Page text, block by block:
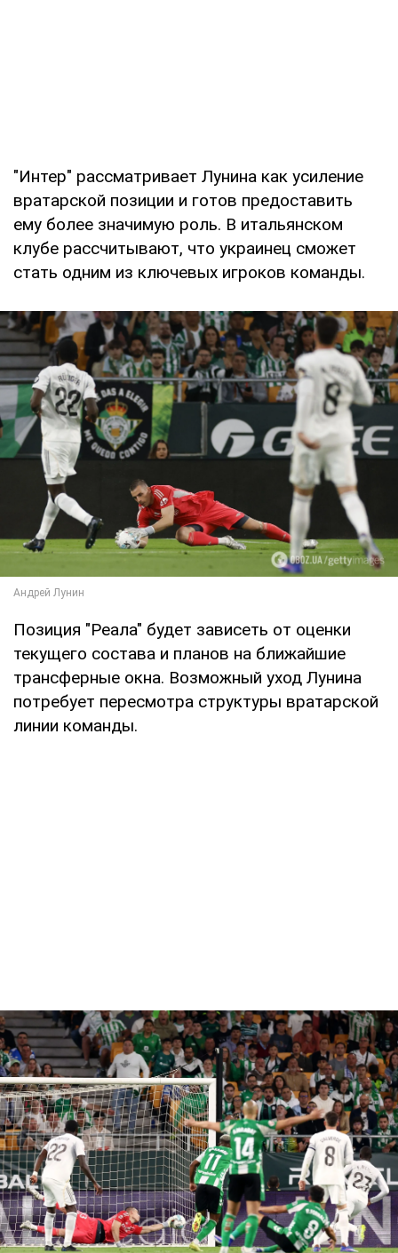
"Интер" рассматривает Лунина как усиление
вратарской позиции и готов предоставить
ему более значимую роль. В итальянском
клубе рассчитывают, что украинец сможет
стать одним из ключевых игроков команды.
Позиция "Реала" будет зависеть от оценки
текущего состава и планов на ближайшие
трансферные окна. Возможный уход Лунина
потребует пересмотра структуры вратарской
линии команды.